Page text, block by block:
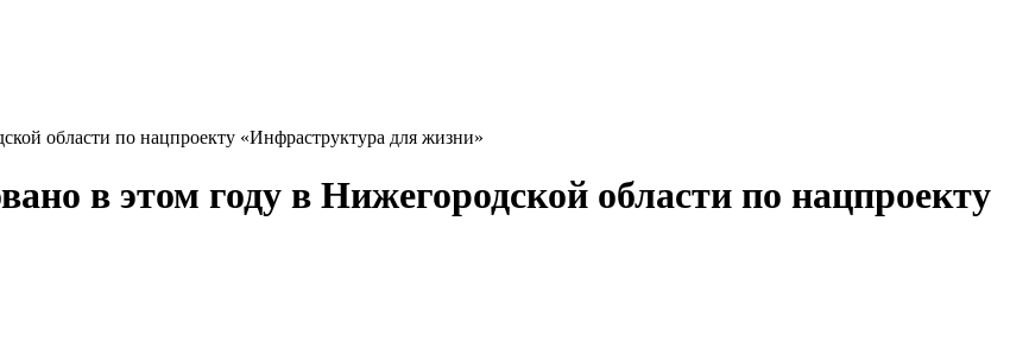
области по нацпроекту «Инфраструктура для жизни»
в этом году в Нижегородской области по нацпроекту